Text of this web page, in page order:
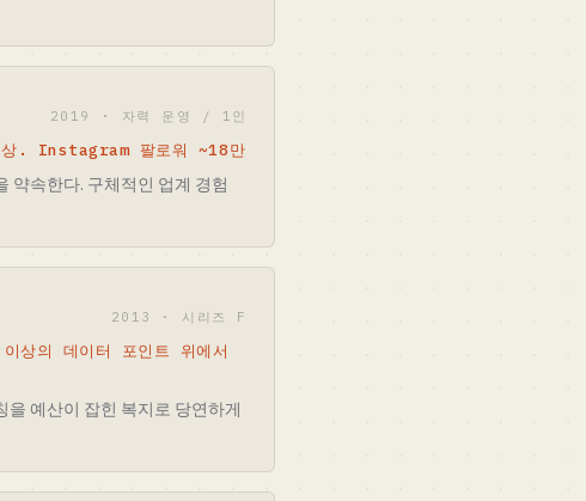
2019 · 자력 운영 / 1인
. Instagram 팔로워 ~18만
약속한다. 구체적인 업계 경험
2013 · 시리즈 F
의 데이터 포인트 위에서
예산이 잡힌 복지로 당연하게